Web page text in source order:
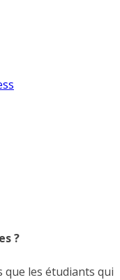
?
que les étudiants qui